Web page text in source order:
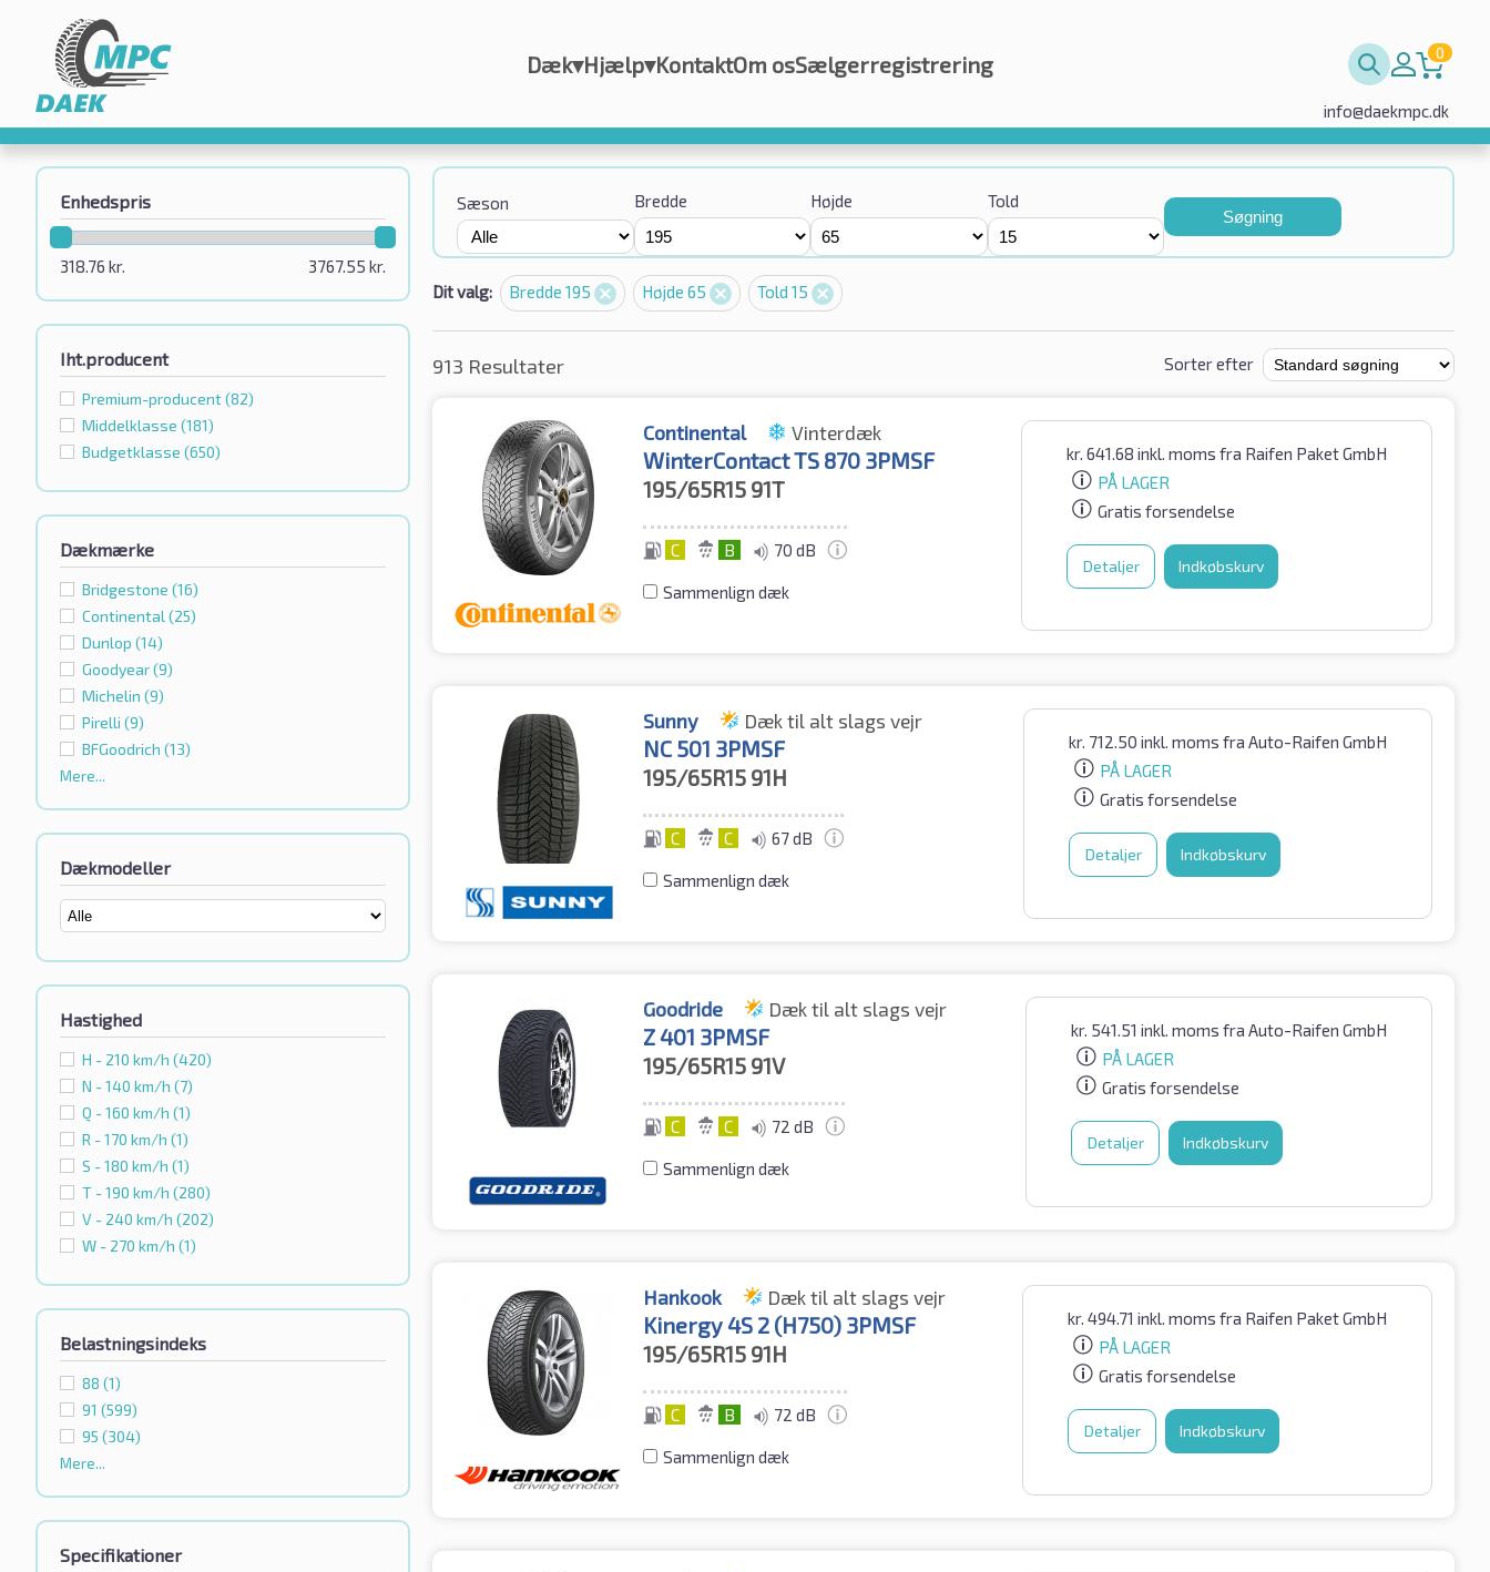
Dæk▾Hjælp▾KontaktOm osSælgerregistrering 0
info@daekmpc.dk
Enhedspris
3767.55 kr.
318.76 kr.
Iht.producent
Premium-producent(82)
Middelklasse (181)
Budgetklassе (650)
Dækmærke
Bridgestone (16)
Continental (25)
Dunlop (14)
Goodyear(9)
Michelin (9)
Pirelli (9)
BFGoodrich (13)
Mere...
Dækmodeller
Hastighed
H - 210 km/h (420)
N - 140 km/h (7)
Q - 160 km/h (1)
R - 170 km/h (1)
S - 180 km/h (1)
T - 190 km/h (280)
V - 240 km/h (202)
W - 270 km/h (1)
Belastningsindeks
88 (1)
91 (599)
95 (304)
Mere...
Specifikationer
Sæson Bredde Højde Told
Søgning
Dit valg: Bredde 195 Højde 65 Told 15
913 Resultater Sorter efter
Continental Vinterdæk
WinterContact TS 870 3PMSF
195/65R15 91T
C B 70 dB
Sammenlign dæk
kr. 641.68 inkl. moms fra Raifen Paket GmbH
PÅ LAGER
Gratis forsendelse
Detaljer Indkøbskurv
Sunny Dæk til alt slags vejr
NC 501 3PMSF
195/65R15 91H
C C 67 dB
Sammenlign dæk
kr. 712.50 inkl. moms fra Auto-Raifen GmbH
PÅ LAGER
Gratis forsendelse
Detaljer Indkøbskurv
Goodride Dæk til alt slags vejr
Z 401 3PMSF
195/65R15 91V
C C 72 dB
Sammenlign dæk
kr. 541.51 inkl. moms fra Auto-Raifen GmbH
PÅ LAGER
Gratis forsendelse
Detaljer Indkøbskurv
Hankook Dæk til alt slags vejr
Kinergy 4S 2 (H750) 3PMSF
195/65R15 91H
C B 72 dB
Sammenlign dæk
kr. 494.71 inkl. moms fra Raifen Paket GmbH
PÅ LAGER
Gratis forsendelse
Detaljer Indkøbskurv